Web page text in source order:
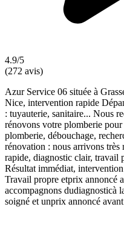
4.9/5
(272 avis)
Azur Service 06 située à
Nice, intervention rapide
: tuyauterie, sanitaire... Nous
rénovons votre plomberie
plomberie, débouchage,
rénovation : nous arrivons
rapide, diagnostic clair, travail
Résultat immédiat,
Travail propre etprix annoncé
accompagnons dudiagnosticà
soigné et unprix annoncé